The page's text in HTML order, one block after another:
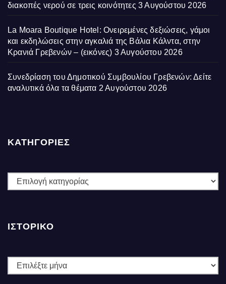
διακοπές νερού σε τρεις κοινότητες 3 Αυγούστου 2026
La Moara Boutique Hotel: Ονειρεμένες δεξιώσεις, γάμοι
και εκδηλώσεις στην αγκαλιά της Βάλια Κάλντα, στην
Κρανιά Γρεβενών – (εικόνες) 3 Αυγούστου 2026
Συνεδρίαση του Δημοτικού Συμβουλίου Γρεβενών: Δείτε
αναλυτικά όλα τα θέματα 2 Αυγούστου 2026
ΚΑΤΗΓΟΡΙΕΣ
ΚΑΤΗΓΟΡΙΕΣ
ΙΣΤΟΡΙΚΌ
Ιστορικό